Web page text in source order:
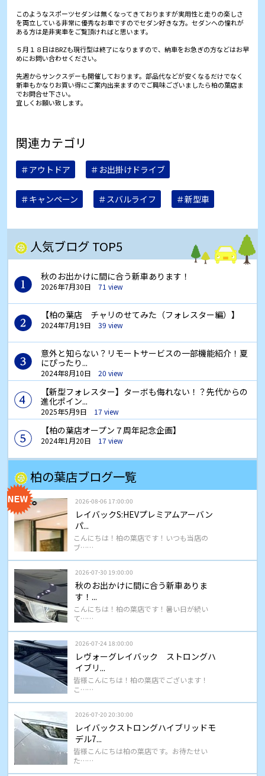
このようなスポーツセダンは無くなってきておりますが実用性と走りの楽しさ
を両立している非常に優秀なお車ですのでセダン好きな方。セダンへの憧れが
ある方は是非実車をご覧頂ければと思います。
５月１８日はBRZも現行型は終了になりますので、納車をお急ぎの方などはお早
めにお問い合わせください。
先週からサンクスデーも開催しております。部品代などが安くなるだけでなく
新車もかなりお買い得にご案内出来ますのでご興味ございましたら柏の葉店ま
でお問合せ下さい。
宜しくお願い致します。
関連カテゴリ
＃アウトドア ＃お出掛けドライブ
＃キャンペーン ＃スバルライフ ＃新型車
人気ブログ TOP5
秋のお出かけに間に合う新車あります！
2026年7月30日 71 view
【柏の葉店 チャリのせてみた（フォレスター編）】
2024年7月19日 39 view
意外と知らない？リモートサービスの一部機能紹介！夏
にぴったり...
2024年8月10日 20 view
【新型フォレスター】ターボも侮れない！？先代からの
進化ポイン...
2025年5月9日 17 view
【柏の葉店オープン７周年記念企画】
2024年1月20日 17 view
柏の葉店ブログ一覧
2026-08-06 17:00:00
レイバックS:HEVプレミアムアーバン
パ...
こんにちは！柏の葉店です！いつも当店の
ブ……
2026-07-30 19:00:00
秋のお出かけに間に合う新車ありま
す！...
こんにちは！柏の葉店です！暑い日が続い
て……
2026-07-24 18:00:00
レヴォーグレイバック ストロングハ
イブリ...
皆様こんにちは！柏の葉店でございます！
こ……
2026-07-20 20:30:00
レイバックストロングハイブリッドモ
デル7...
皆様こんにちは柏の葉店です。お待たせい
た……